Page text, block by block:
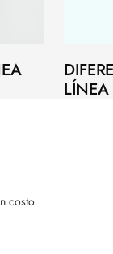
costo